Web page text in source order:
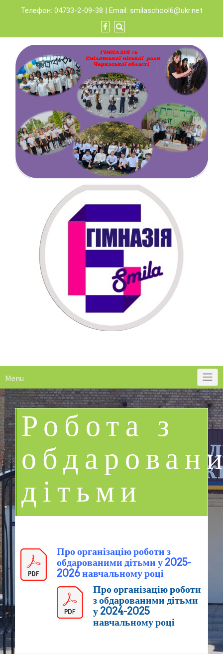
content
Телефон: 04733-2-09-38 | Email: smilaschool6@ukr.net
Menu
Робота з
дітьми
Про організацію роботи з
обдарованими дітьми у 2025-
2026 навчальному році
Про організацію роботи
з обдарованими дітьми
у 2024-2025
навчальному році